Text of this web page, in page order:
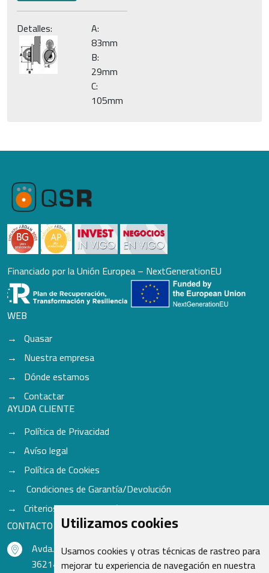
Utilizamos cookies
Usamos cookies y otras técnicas de rastreo para
mejorar tu experiencia de navegación en nuestra
Detalles:
A:
83mm
B:
29mm
C:
105mm
Financiado por la Unión Europea – NextGenerationEU
WEB
Quasar
Nuestra empresa
Dónde estamos
Contactar
AYUDA CLIENTE
Política de Privacidad
Avíso legal
Política de Cookies
Condiciones de Garantía/Devolución
Criterios para aceptación de Cascos
CONTACTO
Avda. do Freixo - Sardoma, 13
36214 Vigo - Pontevedra - España